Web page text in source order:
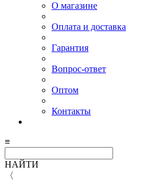
О магазине
Оплата и доставка
Гарантия
Вопрос-ответ
Оптом
Контакты
≡
НАЙТИ
〈